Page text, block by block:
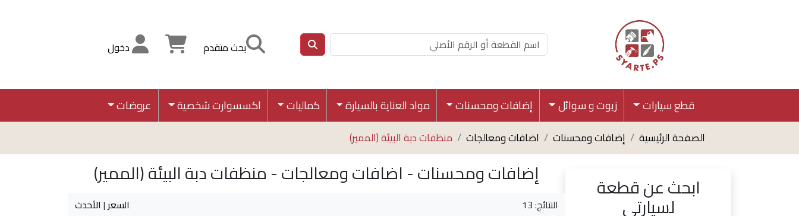
بحث متقدم دخول
قطع سيارات زيوت و سوائل إضافات ومحسنات مواد العناية بالسيارة كماليات اكسسوارت شخصية عروضات
الصفحة الرئيسية إضافات ومحسنات اضافات ومعالجات منظفات دبة البيئة (الممير)
ابحث عن قطعة
لسيارتي
إضافات ومحسنات - اضافات ومعالجات - منظفات دبة البيئة (الممير)
النتائج: 13 السعر| الأحدث